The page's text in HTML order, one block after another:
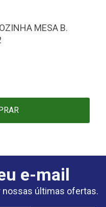
MESA B.
e-mail
nossas últimas ofertas.